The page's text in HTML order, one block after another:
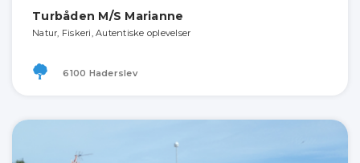
Turbåden M/S Marianne
Natur, Fiskeri, Autentiske oplevelser
6100 Haderslev